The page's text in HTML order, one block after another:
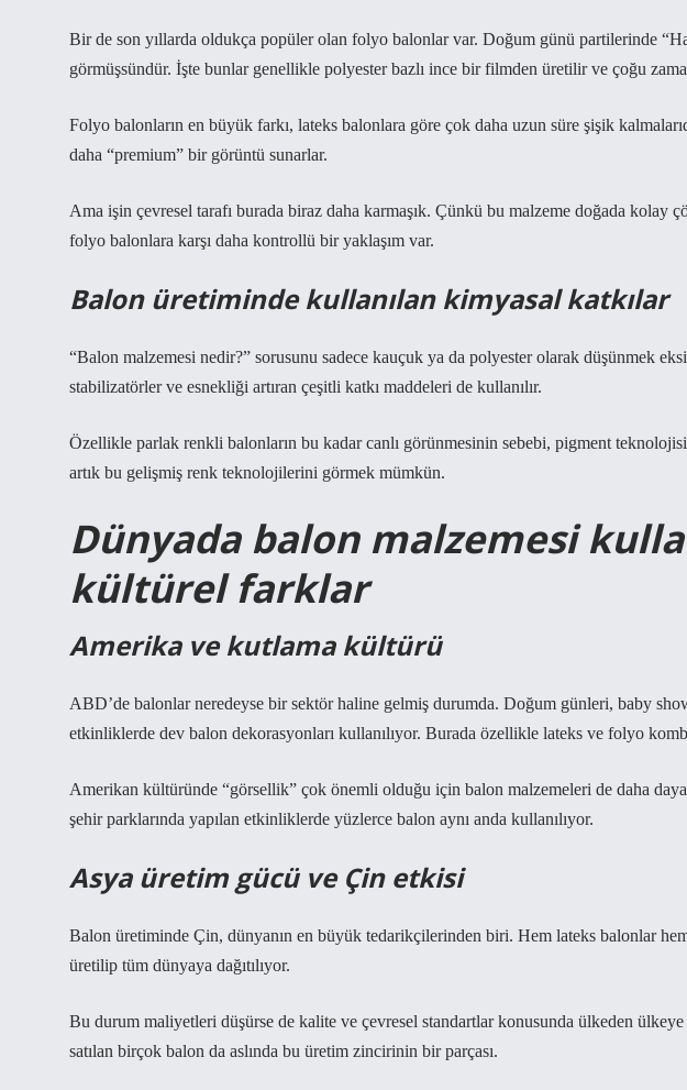
Bir de son yıllarda oldukça popüler olan folyo balonlar var. Doğum günü partilerinde
görmüşsündür. İşte bunlar genellikle polyester bazlı ince bir filmden üretilir ve çoğu
Folyo balonların en büyük farkı, lateks balonlara göre çok daha uzun süre şişik
daha “premium” bir görüntü sunarlar.
Ama işin çevresel tarafı burada biraz daha karmaşık. Çünkü bu malzeme doğada kolay
folyo balonlara karşı daha kontrollü bir yaklaşım var.
Balon üretiminde kullanılan kimyasal katkılar
“Balon malzemesi nedir?” sorusunu sadece kauçuk ya da polyester olarak düşünmek
stabilizatörler ve esnekliği artıran çeşitli katkı maddeleri de kullanılır.
Özellikle parlak renkli balonların bu kadar canlı görünmesinin sebebi, pigment
artık bu gelişmiş renk teknolojilerini görmek mümkün.
Dünyada balon malzemesi
kültürel farklar
Amerika ve kutlama kültürü
ABD’de balonlar neredeyse bir sektör haline gelmiş durumda. Doğum günleri, baby
etkinliklerde dev balon dekorasyonları kullanılıyor. Burada özellikle lateks ve folyo
Amerikan kültüründe “görsellik” çok önemli olduğu için balon malzemeleri de daha
şehir parklarında yapılan etkinliklerde yüzlerce balon aynı anda kullanılıyor.
Asya üretim gücü ve Çin etkisi
Balon üretiminde Çin, dünyanın en büyük tedarikçilerinden biri. Hem lateks balonlar
üretilip tüm dünyaya dağıtılıyor.
Bu durum maliyetleri düşürse de kalite ve çevresel standartlar konusunda ülkeden
satılan birçok balon da aslında bu üretim zincirinin bir parçası.